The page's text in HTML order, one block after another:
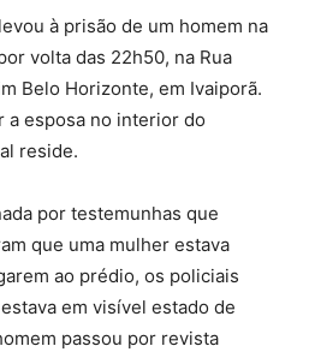
à prisão de um homem na
volta das 22h50, na Rua
Belo Horizonte, em Ivaiporã.
a esposa no interior do
reside.
por testemunhas que
que uma mulher estava
ao prédio, os policiais
em visível estado de
passou por revista